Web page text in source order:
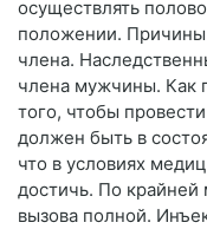
осуществлять
положении. Причины
члена.
члена мужчины. Как
того, чтобы
должен быть в
что в условиях
достичь. По крайней
вызова полной.